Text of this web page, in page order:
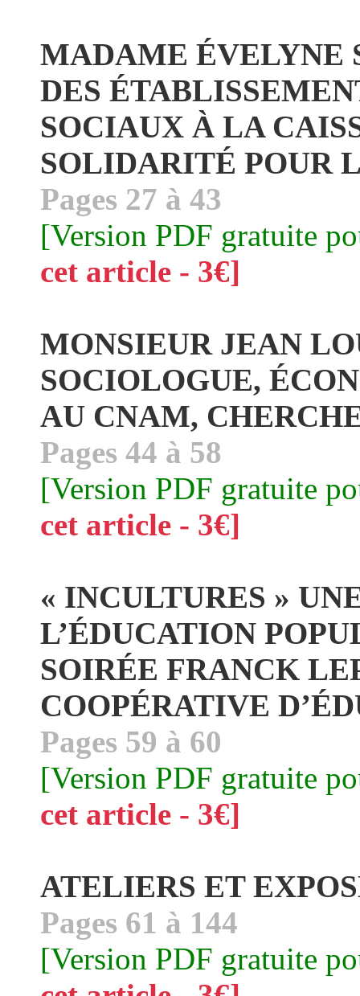
MADAME ÉVELYNE
DES
SOCIAUX À LA
SOLIDARITÉ POUR
Pages 27 à 43
[Version PDF gratuite
cet article - 3€]
MONSIEUR JEAN
SOCIOLOGUE,
AU CNAM,
Pages 44 à 58
[Version PDF gratuite
cet article - 3€]
« INCULTURES »
L’ÉDUCATION
SOIRÉE FRANCK
COOPÉRATIVE
Pages 59 à 60
[Version PDF gratuite
cet article - 3€]
ATELIERS ET
Pages 61 à 144
[Version PDF gratuite